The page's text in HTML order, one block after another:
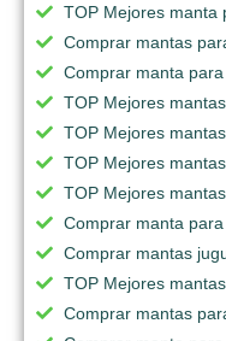
TOP Mejores manta
Comprar mantas
Comprar manta
TOP Mejores
TOP Mejores
TOP Mejores
TOP Mejores
Comprar manta
Comprar mantas
TOP Mejores
Comprar mantas